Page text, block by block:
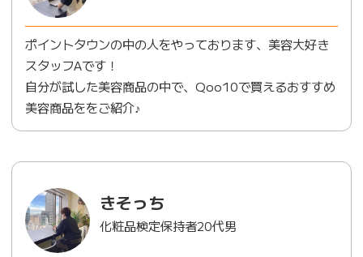
ポイントタウンの中の人をやっております、美容大好き
スタッフAです！
自分が試した美容商品の中で、Qoo10で買えるおすすめ
美容商品ををご紹介♪
きそっち
化粧品検定保持者20代男